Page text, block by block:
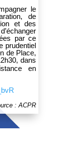
le
de
et des
par ce
prudentiel
de Place,
dans
en
: ACPR